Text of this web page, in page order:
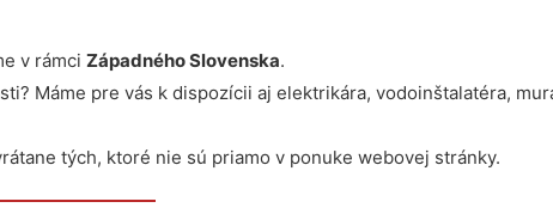
v rámci Západného Slovenska.
Máme pre vás k dispozícii aj elektrikára, vodoinštalatéra,
tých, ktoré nie sú priamo v ponuke webovej stránky.